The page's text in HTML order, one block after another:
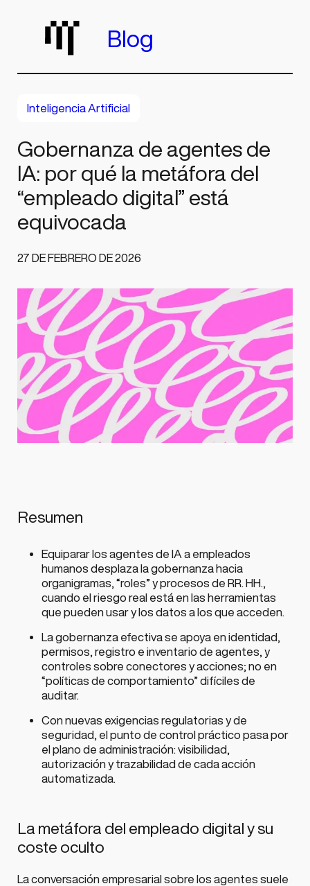
contenido
Blog
Inteligencia Artificial
Gobernanza de agentes de
IA: por qué la metáfora del
“empleado digital” está
equivocada
27 DE FEBRERO DE 2026
Resumen
Equiparar los agentes de IA a empleados
humanos desplaza la gobernanza hacia
organigramas, “roles” y procesos de RR. HH.,
cuando el riesgo real está en las herramientas
que pueden usar y los datos a los que acceden.
La gobernanza efectiva se apoya en identidad,
permisos, registro e inventario de agentes, y
controles sobre conectores y acciones; no en
“políticas de comportamiento” difíciles de
auditar.
Con nuevas exigencias regulatorias y de
seguridad, el punto de control práctico pasa por
el plano de administración: visibilidad,
autorización y trazabilidad de cada acción
automatizada.
La metáfora del empleado digital y su
coste oculto
La conversación empresarial sobre los agentes suele